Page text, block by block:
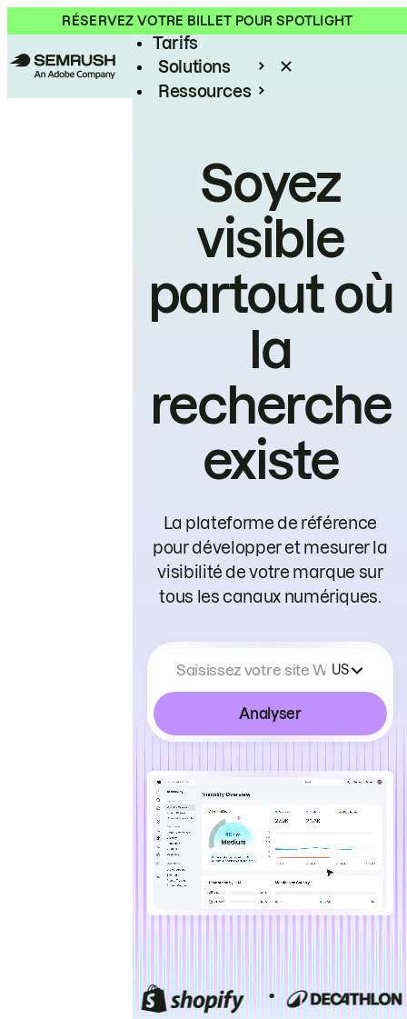
RÉSERVEZ VOTRE BILLET POUR SPOTLIGHT
Produit
Tarifs
Solutions
Ressources
Soyez
visible
partout où
la
recherche
existe
La plateforme de référence
pour développer et mesurer la
visibilité de votre marque sur
tous les canaux numériques.
Saisissez votre site Web
US
Analyser